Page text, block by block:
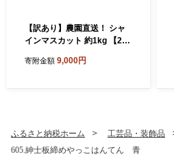
【訳あり】農園直送！ シャ
インマスカット 約1kg 【202
送予定】 ぶどう マスカット
寄附金額 9,000円
ふるさと納税ホーム 工芸品・装飾品
605.紳士板締めやっこはんてん 青